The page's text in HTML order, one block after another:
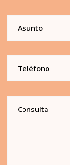
Asunto
Teléfono
Consulta